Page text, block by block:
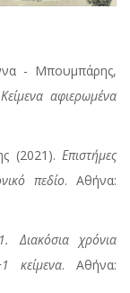
- Μπουμπάρης,
αφιερωμένα
(2021). Επιστήμες
πεδίο. Αθήνα:
Διακόσια χρόνια
κείμενα. Αθήνα: